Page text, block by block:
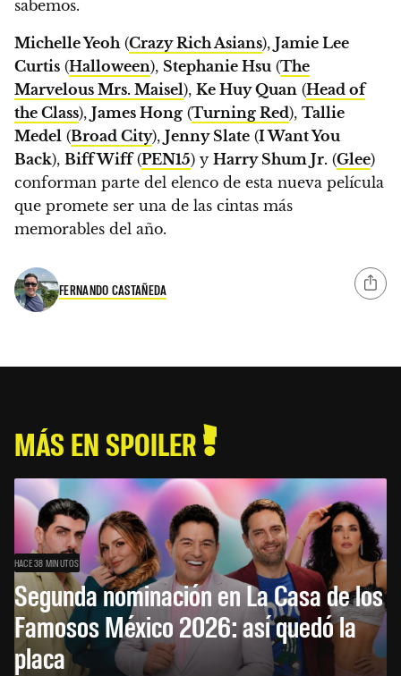
sabemos.
Michelle Yeoh (Crazy Rich Asians), Jamie Lee
Curtis (Halloween), Stephanie Hsu (The
Marvelous Mrs. Maisel), Ke Huy Quan (Head of
the Class), James Hong (Turning Red), Tallie
Medel (Broad City), Jenny Slate (I Want You
Back), Biff Wiff(PEN15) y Harry Shum Jr. (Glee)
conforman parte del elenco de esta nueva película
que promete ser una de las cintas más
memorables del año.
FERNANDO CASTAÑEDA
MÁS EN SPOILER
HACE 38 MINUTOS
Segunda nominación en La Casa de los
Famosos México 2026: así quedó la
placa